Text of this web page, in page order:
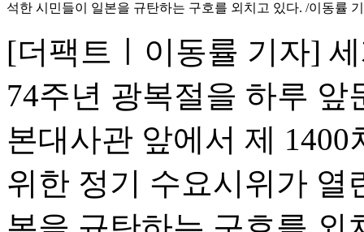
석한 시민들이 일본을 규탄하는 구호를 외치고 있다. /이동률
[더팩트ㅣ이동률 기자]
74주년 광복절을 하루 앞
본대사관 앞에서 제
위한 정기 수요시위가 열